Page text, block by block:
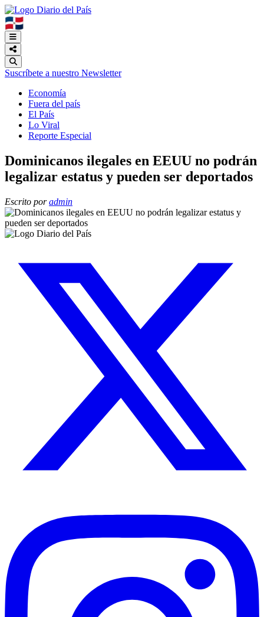
🇩🇴
Suscríbete a nuestro Newsletter
Economía
Fuera del país
El País
Lo Viral
Reporte Especial
Dominicanos ilegales en EEUU no podrán
legalizar estatus y pueden ser deportados
Escrito poradmin